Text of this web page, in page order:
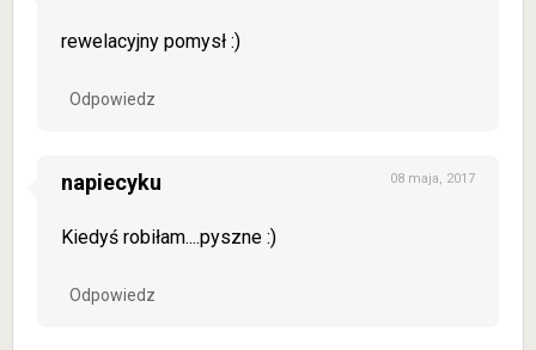
rewelacyjny pomysł :)
Odpowiedz
napiecyku 08 maja, 2017
Kiedyś robiłam....pyszne :)
Odpowiedz